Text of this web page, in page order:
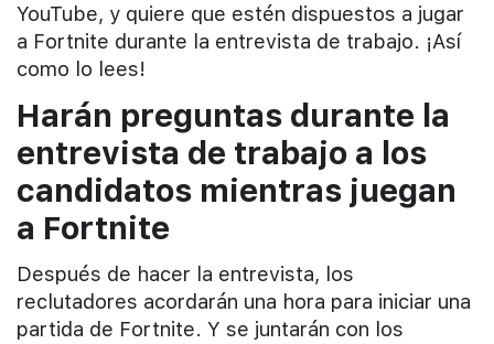
YouTube, y quiere que estén dispuestos a jugar
a Fortnite durante la entrevista de trabajo. ¡Así
como lo lees!
Harán preguntas durante la
entrevista de trabajo a los
candidatos mientras juegan
a Fortnite
Después de hacer la entrevista, los
reclutadores acordarán una hora para iniciar una
partida de Fortnite. Y se juntarán con los